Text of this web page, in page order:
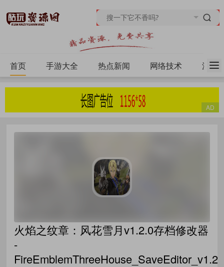
首页 手游大全 热点新闻 网络技术 源码
火焰之纹章：风花雪月v1.2.0存档修改器
-